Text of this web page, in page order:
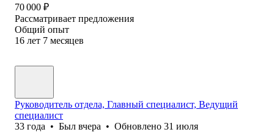
70 000 ₽
Рассматривает предложения
Общий опыт
16 лет 7 месяцев
Руководитель отдела, Главный специалист, Ведущий
специалист
33 года • Был вчера • Обновлено 31 июля